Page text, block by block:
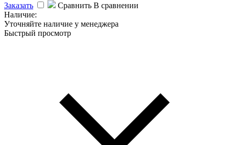
Заказать
Сравнить В сравнении
Наличие:
Уточняйте наличие у менеджера
Быстрый просмотр